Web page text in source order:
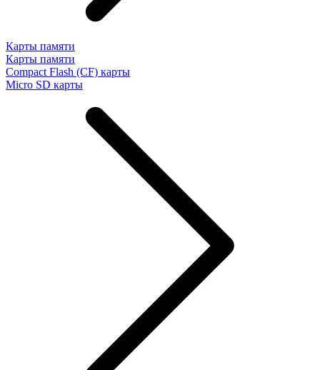
Карты памяти
Карты памяти
Compact Flash (CF) карты
Micro SD карты